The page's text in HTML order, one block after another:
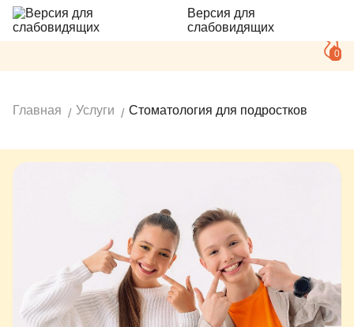
Версия для
слабовидящих
0
Главная Услуги Стоматология для подростков